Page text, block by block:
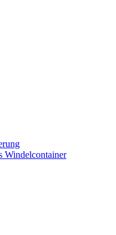
Windelcontainer